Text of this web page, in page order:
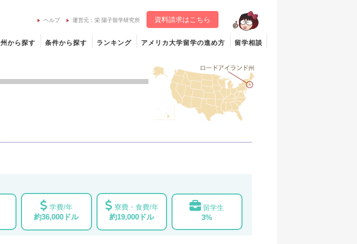
ヘルプ 運営元：栄 陽子留学研究所 資料請求はこちら
州から探す 条件から探す ランキング アメリカ大学留学の進め方 留学相談
学費/年
約36,000ドル
寮費・食費/年
約19,000ドル
留学生
3%